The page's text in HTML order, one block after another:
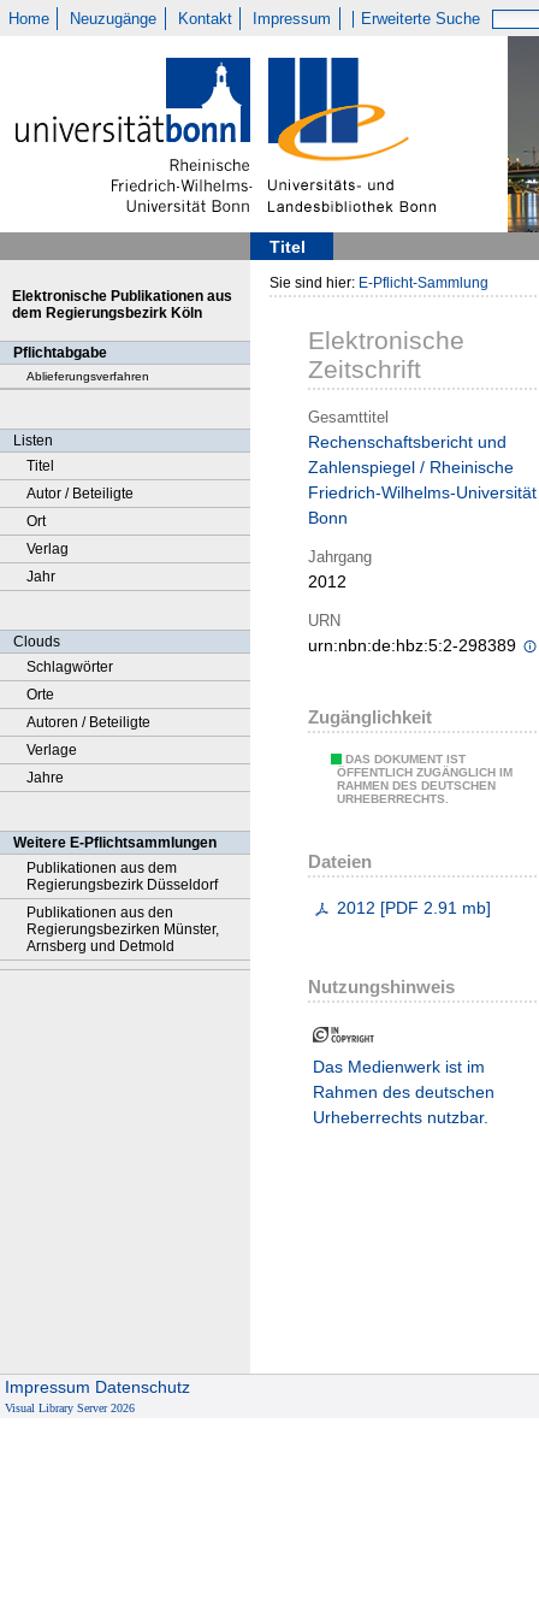
Home Neuzugänge Kontakt Impressum Erweiterte Suche
Titel
Elektronische Publikationen aus
dem Regierungsbezirk Köln
Pflichtabgabe
Ablieferungsverfahren
Listen
Titel
Autor / Beteiligte
Ort
Verlag
Jahr
Clouds
Schlagwörter
Orte
Autoren / Beteiligte
Verlage
Jahre
Weitere E-Pflichtsammlungen
Publikationen aus dem
Regierungsbezirk Düsseldorf
Publikationen aus den
Regierungsbezirken Münster,
Arnsberg und Detmold
Sie sind hier: E-Pflicht-Sammlung
Elektronische
Zeitschrift
Gesamttitel
Rechenschaftsbericht und
Zahlenspiegel / Rheinische
Friedrich-Wilhelms-Universität
Bonn
Jahrgang
2012
URN
urn:nbn:de:hbz:5:2-298389
Zugänglichkeit
DAS DOKUMENT IST
ÖFFENTLICH ZUGÄNGLICH IM
RAHMEN DES DEUTSCHEN
URHEBERRECHTS.
Dateien
2012 [PDF 2.91 mb]
Nutzungshinweis
Das Medienwerk ist im
Rahmen des deutschen
Urheberrechts nutzbar.
Impressum Datenschutz
Visual Library Server 2026